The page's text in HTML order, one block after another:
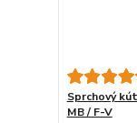
Sprchový
MB / F-V